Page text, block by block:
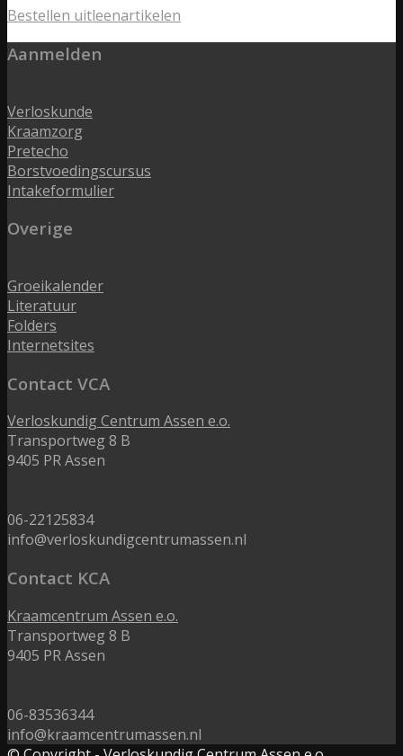
Bestellen uitleenartikelen
Aanmelden
Verloskunde
Kraamzorg
Pretecho
Borstvoedingscursus
Intakeformulier
Overige
Groeikalender
Literatuur
Folders
Internetsites
Contact VCA
Verloskundig Centrum Assen e.o.
Transportweg 8 B
9405 PR Assen
06-22125834
info@verloskundigcentrumassen.nl
Contact KCA
Kraamcentrum Assen e.o.
Transportweg 8 B
9405 PR Assen
06-83536344
info@kraamcentrumassen.nl